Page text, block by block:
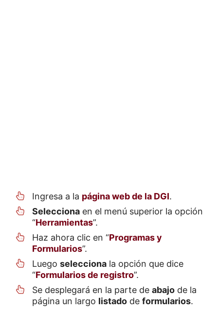
Ingresa a la página web de la DGI.
Selecciona en el menú superior la opción
“Herramientas”.
Haz ahora clic en “Programas y
Formularios”.
Luego selecciona la opción que dice
“Formularios de registro”.
Se desplegará en la parte de abajo de la
página un largo listado de formularios.